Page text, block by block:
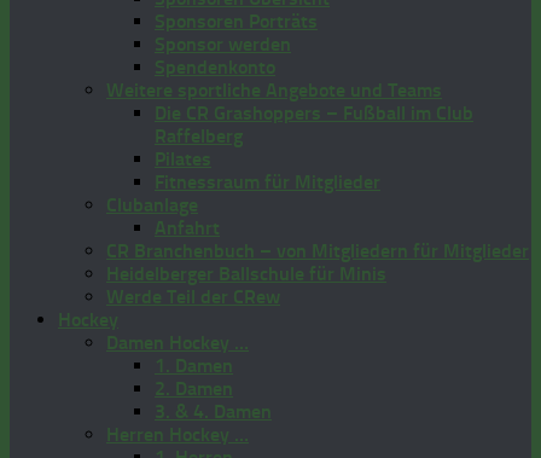
Sponsoren Porträts
Sponsor werden
Spendenkonto
Weitere sportliche Angebote und Teams
Die CR Grashoppers – Fußball im Club
Raffelberg
Pilates
Fitnessraum für Mitglieder
Clubanlage
Anfahrt
CR Branchenbuch – von Mitgliedern für Mitglieder
Heidelberger Ballschule für Minis
Werde Teil der CRew
Hockey
Damen Hockey …
1. Damen
2. Damen
3. & 4. Damen
Herren Hockey …